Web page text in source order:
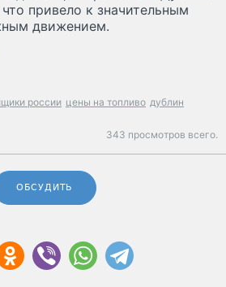
привело к значительным
движением.
россии цены на топливо дублин
343 просмотров всего.
ОБСУДИТЬ